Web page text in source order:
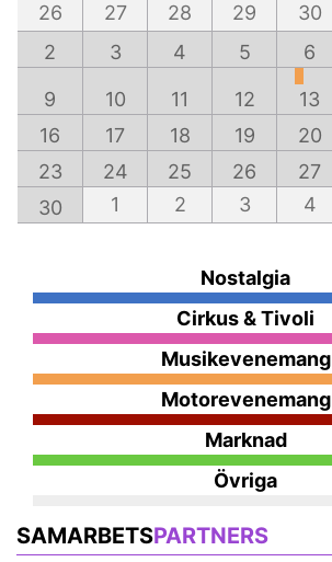
26
27 28 29 30
2
3 4 5 6
9 10 11 12 13
16
17 18 19 20
23
24 25 26 27
30
1 2 3 4
Nostalgia
Cirkus & Tivoli
Musikevenemang
Motorevenemang
Marknad
Övriga
SAMARBETSPARTNERS